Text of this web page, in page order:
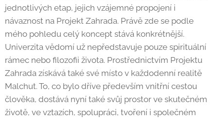
jednotlivých etap, jejich vzájemné propojení i
návaznost na Projekt Zahrada. Právě zde se podle
mého pohledu celý koncept stává konkrétnější.
Univerzita vědomí už nepředstavuje pouze spirituální
rámec nebo filozofii života. Prostřednictvím Projektu
Zahrada získává také své místo v každodenní realitě
Malchut. To, co bylo dříve především vnitřní cestou
člověka, dostává nyní také svůj prostor ve skutečném
životě, ve vztazích, spolupráci, tvoření i společném